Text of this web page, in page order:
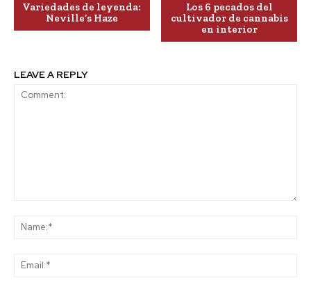
Variedades de leyenda:
Neville’s Haze
Los 6 pecados del
cultivador de cannabis
en interior
LEAVE A REPLY